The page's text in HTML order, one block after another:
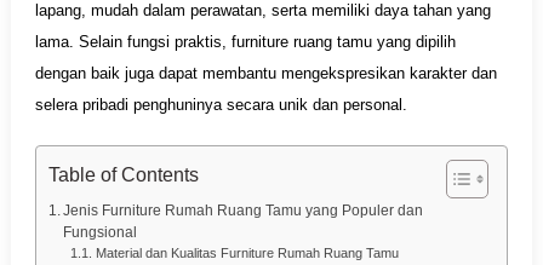
lapang, mudah dalam perawatan, serta memiliki daya tahan yang
lama. Selain fungsi praktis, furniture ruang tamu yang dipilih
dengan baik juga dapat membantu mengekspresikan karakter dan
selera pribadi penghuninya secara unik dan personal.
Table of Contents
Jenis Furniture Rumah Ruang Tamu yang Populer dan
Fungsional
Material dan Kualitas Furniture Rumah Ruang Tamu